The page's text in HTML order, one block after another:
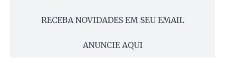
RECEBA NOVIDADES EM SEU EMAIL
ANUNCIE AQUI